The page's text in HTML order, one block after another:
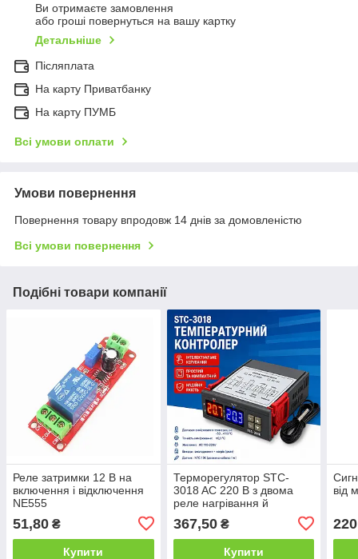
Ви отримаєте замовлення
або гроші повернуться на вашу картку
Детальніше
Післяплата
На карту Приватбанку
На карту ПУМБ
Всі умови оплати
Умови повернення
Повернення товару впродовж 14 днів за домовленістю
Всі умови повернення
Подібні товари компанії
Реле затримки 12 В на
включення і відключення
NE555
51,80 ₴
Купити
Терморегулятор STC-
3018 AC 220 В з двома
реле нагрівання й
охолодження, датчик NTC
1 м, 10 А діапазон від -50
до 120 °C 220V
367,50₴
Купити
від